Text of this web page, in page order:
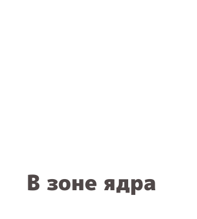
В зоне ядра